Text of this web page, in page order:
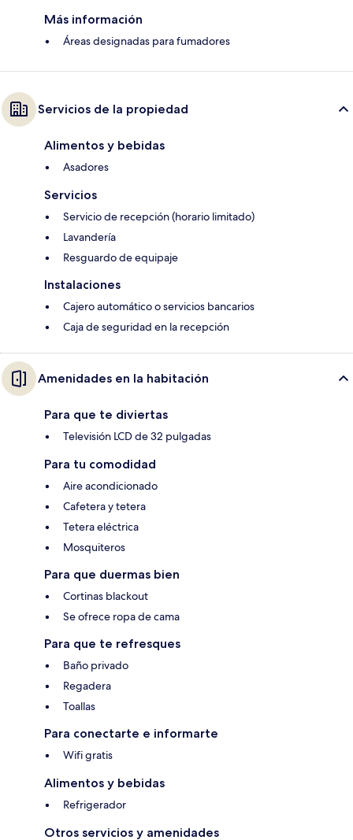
Más información
Áreas designadas para fumadores
Servicios de la propiedad
Alimentos y bebidas
Asadores
Servicios
Servicio de recepción (horario limitado)
Lavandería
Resguardo de equipaje
Instalaciones
Cajero automático o servicios bancarios
Caja de seguridad en la recepción
Amenidades en la habitación
Para que te diviertas
Televisión LCD de 32 pulgadas
Para tu comodidad
Aire acondicionado
Cafetera y tetera
Tetera eléctrica
Mosquiteros
Para que duermas bien
Cortinas blackout
Se ofrece ropa de cama
Para que te refresques
Baño privado
Regadera
Toallas
Para conectarte e informarte
Wifi gratis
Alimentos y bebidas
Refrigerador
Otros servicios y amenidades